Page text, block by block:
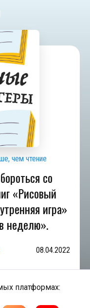
чем чтение
со
«Рисовый
игра»
неделю».
08.04.2022
платформах: